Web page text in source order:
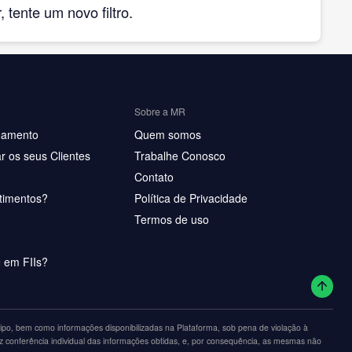
tente um novo filtro.
os seus Clientes
em FIIs?
Sobre a MR
Quem somos
Trabalhe Conosco
Contato
Política de Privacidade
Termos de uso
bem como informações disponibilizadas na Plataforma, sob pena de violação à
individual das informações obtidas, e, por consequência, as mesmas não